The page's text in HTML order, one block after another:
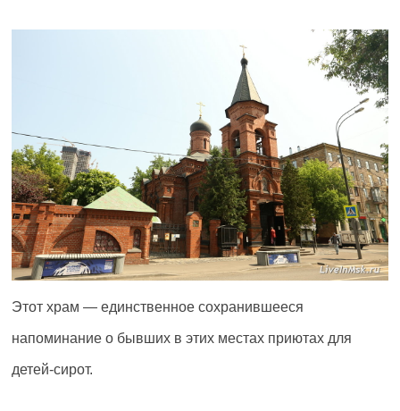
Этот храм — единственное сохранившееся
напоминание о бывших в этих местах приютах для
детей-сирот.